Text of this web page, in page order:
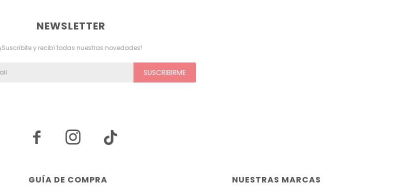
NUESTRAS MARCAS
GUÍA DE COMPRA
NEWSLETTER
¡Suscribite y recibí todas nuestras novedades!
SUSCRIBIRME
 